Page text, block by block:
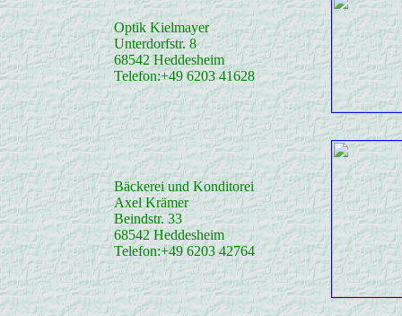
Optik Kielmayer
Unterdorfstr. 8
68542 Heddesheim
Telefon:+49 6203 41628
Bäckerei und Konditorei
Axel Krämer
Beindstr. 33
68542 Heddesheim
Telefon:+49 6203 42764